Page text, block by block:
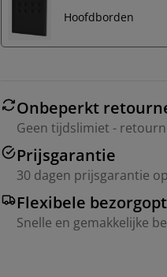
Hoofdborden
Onbeperkt
Geen tijdslimiet -
Prijsgarantie
30 dagen prijsgarantie
Flexibele
Snelle en gemakkelijke